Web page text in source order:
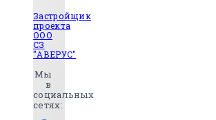
Застройщик
проекта
ООО
СЗ
"АВЕРУС"
Мы
в
социальных
сетях: